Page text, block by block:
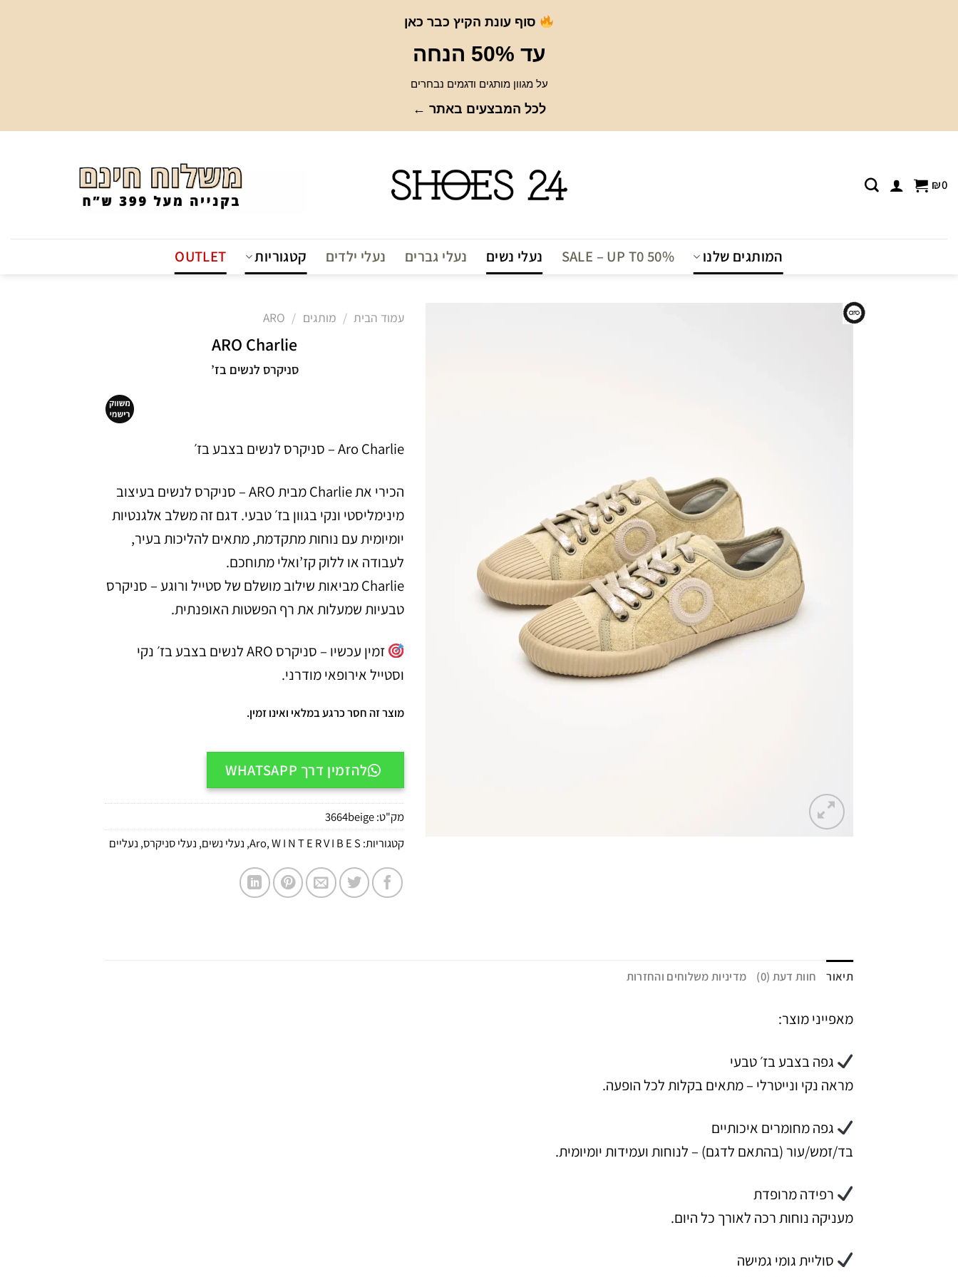
סוף עונת הקיץ כבר כאן
עד 50% הנחה
על מגוון מותגים ודגמים נבחרים
לכל המבצעים באתר ←
₪0
המותגים שלנו SALE – UP T0 50% נעלי נשים נעלי גברים נעלי ילדים קטגוריות OUTLET
עמוד הבית / מותגים /
ARO
ARO Charlie
סניקרס לנשים בז’
Aro Charlie – סניקרס לנשים בצבע בז׳
הכירי את Charlie מבית ARO – סניקרס לנשים בעיצוב
מינימליסטי ונקי בגוון בז׳ טבעי. דגם זה משלב אלגנטיות
יומיומית עם נוחות מתקדמת, מתאים להליכות בעיר,
לעבודה או ללוק קז’ואלי מתוחכם.
Charlie מביאות שילוב מושלם של סטייל ורוגע – סניקרס
טבעיות שמעלות את רף הפשטות האופנתית.
זמין עכשיו – סניקרס ARO לנשים בצבע בז׳ נקי
וסטייל אירופאי מודרני.
מוצר זה חסר כרגע במלאי ואינו זמין.
להזמין דרך WHATSAPP
מק"ט:3664beige
קטגוריות:
Aro,W I N T E R V I B E S
, נעלי נשים, נעלי סניקרס, נעליים
תיאור חוות דעת (0) מדיניות משלוחים והחזרות
מאפייני מוצר:
גפה בצבע בז׳ טבעי
מראה נקי ונייטרלי – מתאים בקלות לכל הופעה.
גפה מחומרים איכותיים
בד/זמש/עור (בהתאם לדגם) – לנוחות ועמידות יומיומית.
רפידה מרופדת
מעניקה נוחות רכה לאורך כל היום.
סוליית גומי גמישה